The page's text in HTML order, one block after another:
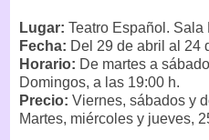
Lugar: Teatro Español. Sala
Fecha: Del 29 de abril al 24
Horario: De martes a
Domingos, a las 19:00 h.
Precio: Viernes, sábados y
Martes, miércoles y jueves,